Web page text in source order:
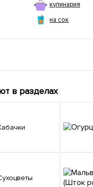
кулинария
на сок
в разделах
Кабачки
Сухоцветы